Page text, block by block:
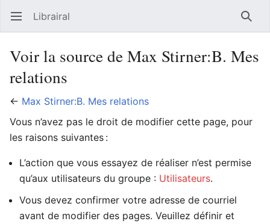
Ouvrir le menu principal Librairal
Voir la source de Max Stirner:B. Mes
relations
← Max Stirner:B. Mes relations
Vous n’avez pas le droit de modifier cette page, pour
les raisons suivantes :
L’action que vous essayez de réaliser n’est permise
qu’aux utilisateurs du groupe : Utilisateurs.
Vous devez confirmer votre adresse de courriel
avant de modifier des pages. Veuillez définir et